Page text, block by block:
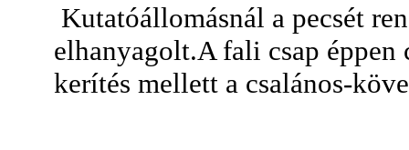
Kutatóállomásnál a pecsét
elhanyagolt.A fali csap
kerítés mellett a csalános-